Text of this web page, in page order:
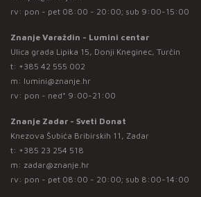
rv: pon - pet 08:00 - 20:00; sub 9:00-15:00
Znanje Varaždin - Lumini centar
Ulica grada Lipika 15, Donji Kneginec, Turčin
t: +385 42 555 002
m: lumini@znanje.hr
rv: pon - ned* 9:00-21:00
Znanje Zadar - Sveti Donat
Knezova Šubića Bribirskih 11, Zadar
t: +385 23 254 518
m: zadar@znanje.hr
rv: pon - pet 08:00 - 20:00; sub 8:00-14:00